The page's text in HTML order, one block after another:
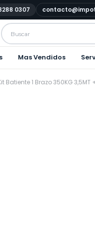
0307
Mas Vendidos
Batiente 1 Brazo 350KG